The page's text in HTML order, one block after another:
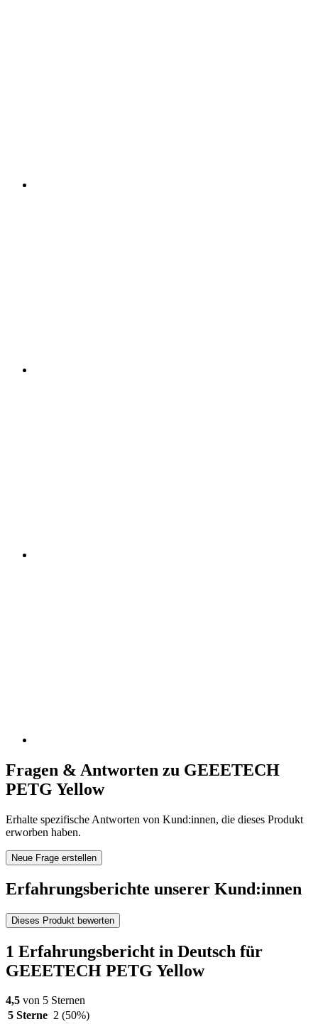
Fragen & Antworten zu GEEETECH
PETG Yellow
Erhalte spezifische Antworten von Kund:innen, die dieses Produkt
erworben haben.
Neue Frage erstellen
Erfahrungsberichte unserer Kund:innen
Dieses Produkt bewerten
1 Erfahrungsbericht in Deutsch für
GEEETECH PETG Yellow
4,5 von 5 Sternen
5 Sterne 2 (50%)